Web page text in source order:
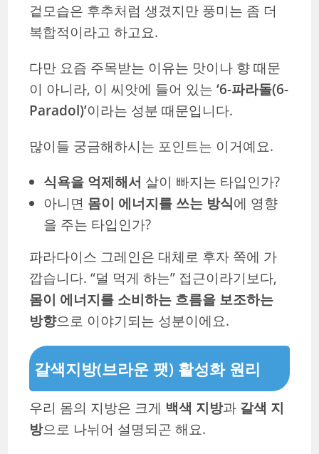
겉모습은 후추처럼 생겼지만 풍미는 좀 더
복합적이라고 하고요.
다만 요즘 주목받는 이유는 맛이나 향 때문
이 아니라, 이 씨앗에 들어 있는‘6-파라돌(6-
Paradol)’이라는 성분 때문입니다.
많이들 궁금해하시는 포인트는 이거예요.
식욕을 억제해서 살이 빠지는 타입인가?
아니면 몸이 에너지를 쓰는 방식에 영향
을 주는 타입인가?
파라다이스 그레인은 대체로 후자 쪽에 가
깝습니다. “덜 먹게 하는” 접근이라기보다,
몸이 에너지를 소비하는 흐름을 보조하는
방향으로 이야기되는 성분이에요.
갈색지방(브라운 팻) 활성화 원리
우리 몸의 지방은 크게 백색 지방과 갈색 지
방으로 나뉘어 설명되곤 해요.